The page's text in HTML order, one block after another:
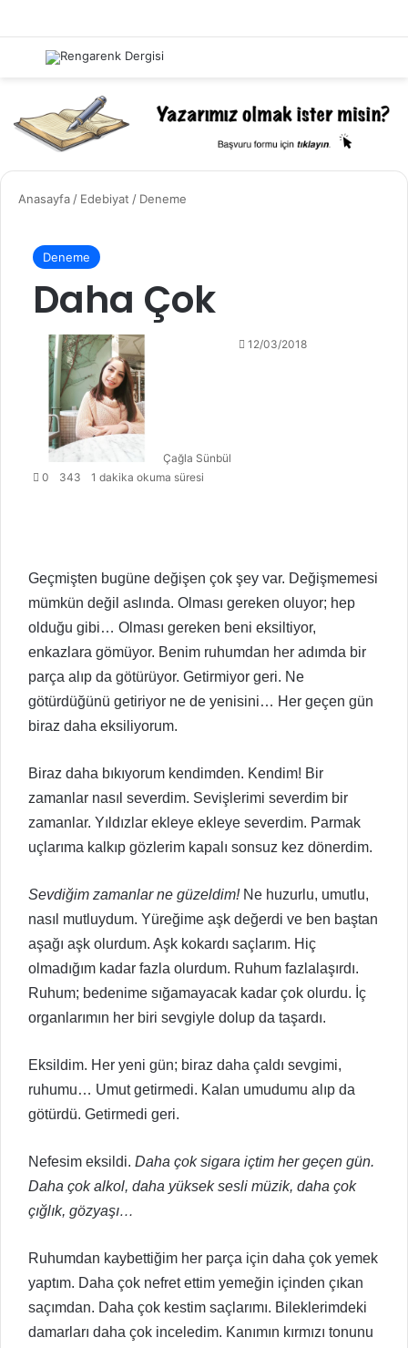
Menü
Anasayfa/ Edebiyat / Deneme
Deneme
Daha Çok
Çağla Sünbül
12/03/2018
0 343 1 dakika okuma süresi
Geçmişten bugüne değişen çok şey var. Değişmemesi
mümkün değil aslında. Olması gereken oluyor; hep
olduğu gibi… Olması gereken beni eksiltiyor,
enkazlara gömüyor. Benim ruhumdan her adımda bir
parça alıp da götürüyor. Getirmiyor geri. Ne
götürdüğünü getiriyor ne de yenisini… Her geçen gün
biraz daha eksiliyorum.
Biraz daha bıkıyorum kendimden. Kendim! Bir
zamanlar nasıl severdim. Sevişlerimi severdim bir
zamanlar. Yıldızlar ekleye ekleye severdim. Parmak
uçlarıma kalkıp gözlerim kapalı sonsuz kez dönerdim.
Sevdiğim zamanlar ne güzeldim! Ne huzurlu, umutlu,
nasıl mutluydum. Yüreğime aşk değerdi ve ben baştan
aşağı aşk olurdum. Aşk kokardı saçlarım. Hiç
olmadığım kadar fazla olurdum. Ruhum fazlalaşırdı.
Ruhum; bedenime sığamayacak kadar çok olurdu. İç
organlarımın her biri sevgiyle dolup da taşardı.
Eksildim. Her yeni gün; biraz daha çaldı sevgimi,
ruhumu… Umut getirmedi. Kalan umudumu alıp da
götürdü. Getirmedi geri.
Nefesim eksildi. Daha çok sigara içtim her geçen gün.
Daha çok alkol, daha yüksek sesli müzik, daha çok
çığlık, gözyaşı…
Ruhumdan kaybettiğim her parça için daha çok yemek
yaptım. Daha çok nefret ettim yemeğin içinden çıkan
saçımdan. Daha çok kestim saçlarımı. Bileklerimdeki
damarları daha çok inceledim. Kanımın kırmızı tonunu